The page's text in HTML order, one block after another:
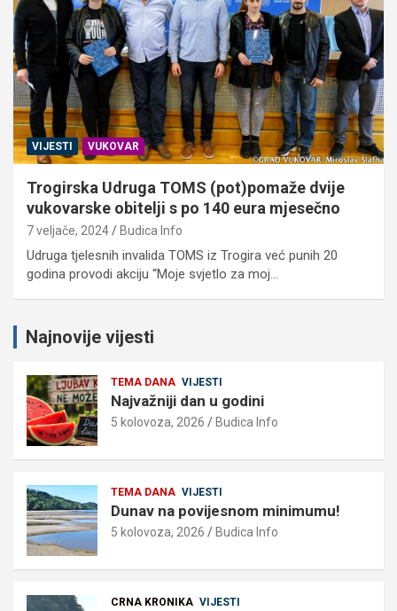
VIJESTI VUKOVAR
Trogirska Udruga TOMS (pot)pomaže dvije
vukovarske obitelji s po 140 eura mjesečno
7 veljače, 2024 Budica Info
Udruga tjelesnih invalida TOMS iz Trogira već punih 20
godina provodi akciju “Moje svjetlo za moj…
Najnovije vijesti
TEMA DANA VIJESTI
Najvažniji dan u godini
5 kolovoza, 2026 Budica Info
TEMA DANA VIJESTI
Dunav na povijesnom minimumu!
5 kolovoza, 2026 Budica Info
CRNA KRONIKA VIJESTI